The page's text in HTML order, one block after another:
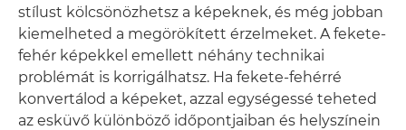
stílust kölcsönözhetsz a képeknek, és még jobban
kiemelheted a megörökített érzelmeket. A fekete-
fehér képekkel emellett néhány technikai
problémát is korrigálhatsz. Ha fekete-fehérré
konvertálod a képeket, azzal egységessé teheted
az esküvő különböző időpontjaiban és helyszínein